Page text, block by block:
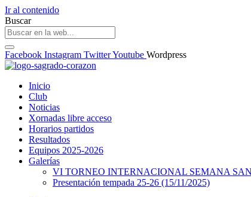
Ir al contenido
Buscar
Facebook Instagram TwitterYoutube Wordpress
Inicio
Club
Noticias
Xornadas libre acceso
Horarios partidos
Resultados
Equipos 2025-2026
Galerías
VI TORNEO INTERNACIONAL SEMANA
Presentación tempada 25-26 (15/11/2025)